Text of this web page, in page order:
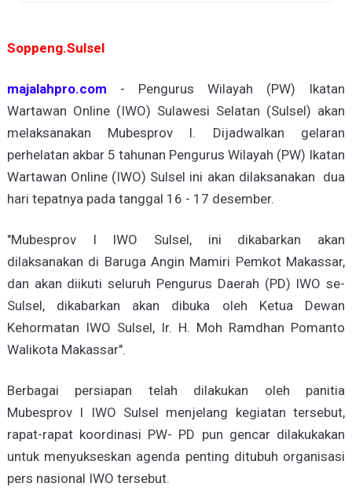
Soppeng.Sulsel
majalahpro.com - Pengurus Wilayah (PW) Ikatan
Wartawan Online (IWO) Sulawesi Selatan (Sulsel) akan
melaksanakan Mubesprov l. Dijadwalkan gelaran
perhelatan akbar 5 tahunan Pengurus Wilayah (PW) Ikatan
Wartawan Online (IWO) Sulsel ini akan dilaksanakan dua
hari tepatnya pada tanggal 16 - 17 desember.
"Mubesprov I IWO Sulsel, ini dikabarkan akan
dilaksanakan di Baruga Angin Mamiri Pemkot Makassar,
dan akan diikuti seluruh Pengurus Daerah (PD) IWO se-
Sulsel, dikabarkan akan dibuka oleh Ketua Dewan
Kehormatan IWO Sulsel, Ir. H. Moh Ramdhan Pomanto
Walikota Makassar".
Berbagai persiapan telah dilakukan oleh panitia
Mubesprov I IWO Sulsel menjelang kegiatan tersebut,
rapat-rapat koordinasi PW- PD pun gencar dilakukakan
untuk menyukseskan agenda penting ditubuh organisasi
pers nasional IWO tersebut.